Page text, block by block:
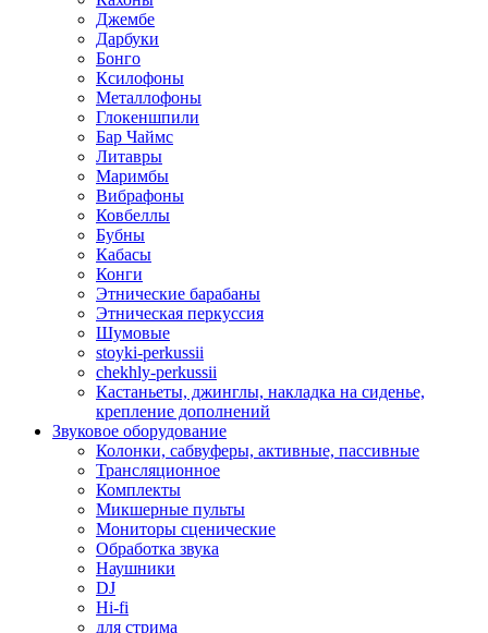
Джембе
Дарбуки
Бонго
Ксилофоны
Металлофоны
Глокеншпили
Бар Чаймс
Литавры
Маримбы
Вибрафоны
Ковбеллы
Бубны
Кабасы
Конги
Этнические барабаны
Этническая перкуссия
Шумовые
stoyki-perkussii
chekhly-perkussii
Кастаньеты, джинглы, накладка на сиденье,
крепление дополнений
Звуковое оборудование
Колонки, сабвуферы, активные, пассивные
Трансляционное
Комплекты
Микшерные пульты
Мониторы сценические
Обработка звука
Наушники
DJ
Hi-fi
для стрима